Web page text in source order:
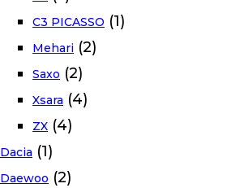
C3 PICASSO (1)
Mehari (2)
Saxo (2)
Xsara (4)
ZX (4)
Dacia (1)
Daewoo (2)